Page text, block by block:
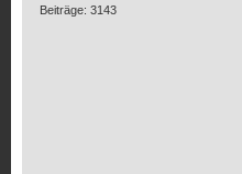
Beiträge: 3143